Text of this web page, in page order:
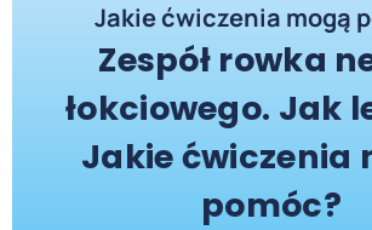
Jakie ćwiczenia mogą
Zespół rowka
łokciowego. Jak
Jakie ćwiczenia
pomóc?